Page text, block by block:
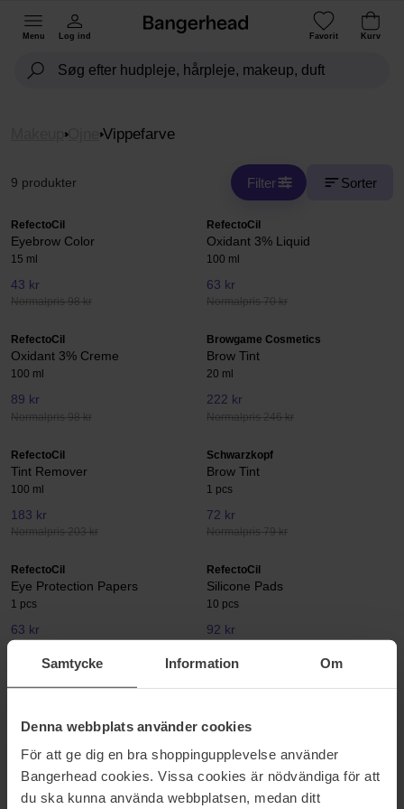
Samtycke Information Om
Denna webbplats använder cookies
För att ge dig en bra shoppingupplevelse använder
Bangerhead cookies. Vissa cookies är nödvändiga för att
du ska kunna använda webbplatsen, medan ditt
Menu Log ind Favorit Kurv
Ojne Vippefarve
9 produkter Filter Sorter
RefectoCil
Eyebrow Color
15 ml
43 kr
Normalpris 98 kr
RefectoCil
Oxidant 3% Liquid
100 ml
63 kr
Normalpris 70 kr
RefectoCil
Oxidant 3% Creme
100 ml
89 kr
Normalpris 98 kr
Browgame Cosmetics
Brow Tint
20 ml
222 kr
Normalpris 246 kr
RefectoCil
Tint Remover
100 ml
183 kr
Normalpris 203 kr
Schwarzkopf
Brow Tint
1 pcs
72 kr
Normalpris 79 kr
RefectoCil
Eye Protection Papers
1 pcs
63 kr
RefectoCil
Silicone Pads
10 pcs
92 kr
RefectoCil
9 ml
Normalpris 203 kr